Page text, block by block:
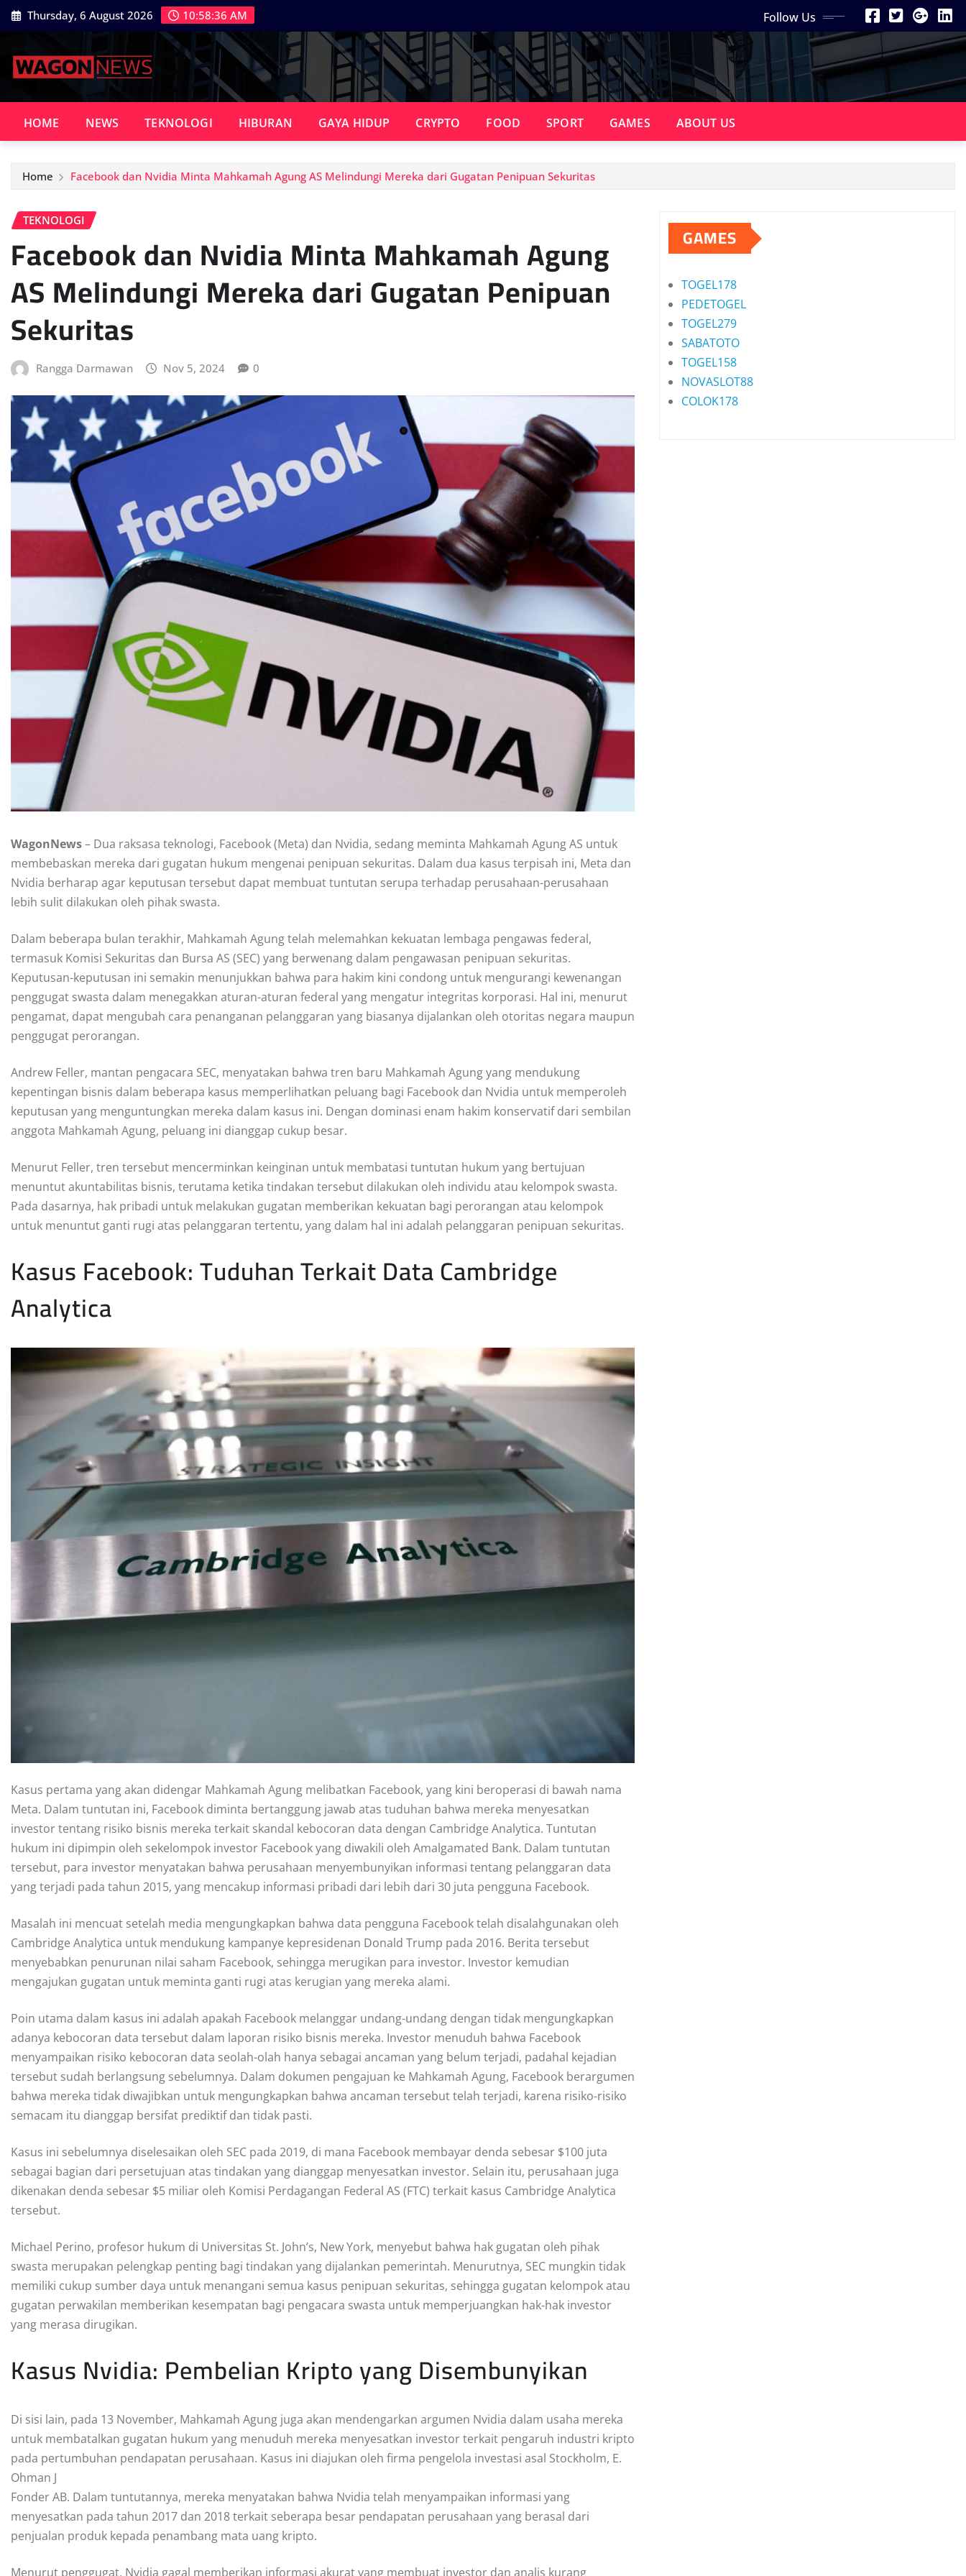
Skip
to
Thursday, 6 August 2026 10:58:37 AM Follow Us
HOME NEWS TEKNOLOGI HIBURAN GAYA HIDUP CRYPTO FOOD SPORT GAMES ABOUT US
Home Facebook dan Nvidia Minta Mahkamah Agung AS Melindungi Mereka dari Gugatan Penipuan Sekuritas
TEKNOLOGI
Facebook dan Nvidia Minta Mahkamah Agung
AS Melindungi Mereka dari Gugatan Penipuan
Sekuritas
Rangga Darmawan Nov 5, 2024 0
WagonNews– Dua raksasa teknologi, Facebook (Meta) dan Nvidia, sedang meminta Mahkamah Agung AS untuk
membebaskan mereka dari gugatan hukum mengenai penipuan sekuritas. Dalam dua kasus terpisah ini, Meta dan
Nvidia berharap agar keputusan tersebut dapat membuat tuntutan serupa terhadap perusahaan-perusahaan
lebih sulit dilakukan oleh pihak swasta.
Dalam beberapa bulan terakhir, Mahkamah Agung telah melemahkan kekuatan lembaga pengawas federal,
termasuk Komisi Sekuritas dan Bursa AS (SEC) yang berwenang dalam pengawasan penipuan sekuritas.
Keputusan-keputusan ini semakin menunjukkan bahwa para hakim kini condong untuk mengurangi kewenangan
penggugat swasta dalam menegakkan aturan-aturan federal yang mengatur integritas korporasi. Hal ini, menurut
pengamat, dapat mengubah cara penanganan pelanggaran yang biasanya dijalankan oleh otoritas negara maupun
penggugat perorangan.
Andrew Feller, mantan pengacara SEC, menyatakan bahwa tren baru Mahkamah Agung yang mendukung
kepentingan bisnis dalam beberapa kasus memperlihatkan peluang bagi Facebook dan Nvidia untuk memperoleh
keputusan yang menguntungkan mereka dalam kasus ini. Dengan dominasi enam hakim konservatif dari sembilan
anggota Mahkamah Agung, peluang ini dianggap cukup besar.
Menurut Feller, tren tersebut mencerminkan keinginan untuk membatasi tuntutan hukum yang bertujuan
menuntut akuntabilitas bisnis, terutama ketika tindakan tersebut dilakukan oleh individu atau kelompok swasta.
Pada dasarnya, hak pribadi untuk melakukan gugatan memberikan kekuatan bagi perorangan atau kelompok
untuk menuntut ganti rugi atas pelanggaran tertentu, yang dalam hal ini adalah pelanggaran penipuan sekuritas.
Kasus Facebook: Tuduhan Terkait Data Cambridge
Analytica
Kasus pertama yang akan didengar Mahkamah Agung melibatkan Facebook, yang kini beroperasi di bawah nama
Meta. Dalam tuntutan ini, Facebook diminta bertanggung jawab atas tuduhan bahwa mereka menyesatkan
investor tentang risiko bisnis mereka terkait skandal kebocoran data dengan Cambridge Analytica. Tuntutan
hukum ini dipimpin oleh sekelompok investor Facebook yang diwakili oleh Amalgamated Bank. Dalam tuntutan
tersebut, para investor menyatakan bahwa perusahaan menyembunyikan informasi tentang pelanggaran data
yang terjadi pada tahun 2015, yang mencakup informasi pribadi dari lebih dari 30 juta pengguna Facebook.
Masalah ini mencuat setelah media mengungkapkan bahwa data pengguna Facebook telah disalahgunakan oleh
Cambridge Analytica untuk mendukung kampanye kepresidenan Donald Trump pada 2016. Berita tersebut
menyebabkan penurunan nilai saham Facebook, sehingga merugikan para investor. Investor kemudian
mengajukan gugatan untuk meminta ganti rugi atas kerugian yang mereka alami.
Poin utama dalam kasus ini adalah apakah Facebook melanggar undang-undang dengan tidak mengungkapkan
adanya kebocoran data tersebut dalam laporan risiko bisnis mereka. Investor menuduh bahwa Facebook
menyampaikan risiko kebocoran data seolah-olah hanya sebagai ancaman yang belum terjadi, padahal kejadian
tersebut sudah berlangsung sebelumnya. Dalam dokumen pengajuan ke Mahkamah Agung, Facebook berargumen
bahwa mereka tidak diwajibkan untuk mengungkapkan bahwa ancaman tersebut telah terjadi, karena risiko-risiko
semacam itu dianggap bersifat prediktif dan tidak pasti.
Kasus ini sebelumnya diselesaikan oleh SEC pada 2019, di mana Facebook membayar denda sebesar $100 juta
sebagai bagian dari persetujuan atas tindakan yang dianggap menyesatkan investor. Selain itu, perusahaan juga
dikenakan denda sebesar $5 miliar oleh Komisi Perdagangan Federal AS (FTC) terkait kasus Cambridge Analytica
tersebut.
Michael Perino, profesor hukum di Universitas St. John’s, New York, menyebut bahwa hak gugatan oleh pihak
swasta merupakan pelengkap penting bagi tindakan yang dijalankan pemerintah. Menurutnya, SEC mungkin tidak
memiliki cukup sumber daya untuk menangani semua kasus penipuan sekuritas, sehingga gugatan kelompok atau
gugatan perwakilan memberikan kesempatan bagi pengacara swasta untuk memperjuangkan hak-hak investor
yang merasa dirugikan.
Kasus Nvidia: Pembelian Kripto yang Disembunyikan
Di sisi lain, pada 13 November, Mahkamah Agung juga akan mendengarkan argumen Nvidia dalam usaha mereka
untuk membatalkan gugatan hukum yang menuduh mereka menyesatkan investor terkait pengaruh industri kripto
pada pertumbuhan pendapatan perusahaan. Kasus ini diajukan oleh firma pengelola investasi asal Stockholm, E.
Ohman J
Fonder AB. Dalam tuntutannya, mereka menyatakan bahwa Nvidia telah menyampaikan informasi yang
menyesatkan pada tahun 2017 dan 2018 terkait seberapa besar pendapatan perusahaan yang berasal dari
penjualan produk kepada penambang mata uang kripto.
Menurut penggugat, Nvidia gagal memberikan informasi akurat yang membuat investor dan analis kurang
GAMES
TOGEL178
PEDETOGEL
TOGEL279
SABATOTO
TOGEL158
NOVASLOT88
COLOK178